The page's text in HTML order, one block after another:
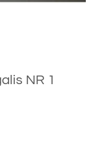
NR 1